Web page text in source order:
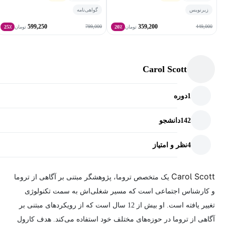
زیرنویس
449,000
359,200 تومان 20٪
گواهی‌نامه
799,000
599,250 تومان 25٪
Carol Scott
1دوره
142دانشجو
4نظر و امتیاز
Carol Scott یک متخصص تروما، پژوهشگر مبتنی بر آگاهی از تروما
و کارشناس اجتماعی است که مسیر شغلی‌اش به سمت تکنولوژی
تغییر یافته است. او بیش از 12 سال است که از رویکردهای مبتنی بر
آگاهی از تروما در حوزه‌های مختلف خود استفاده می‌کند. هدف کارول